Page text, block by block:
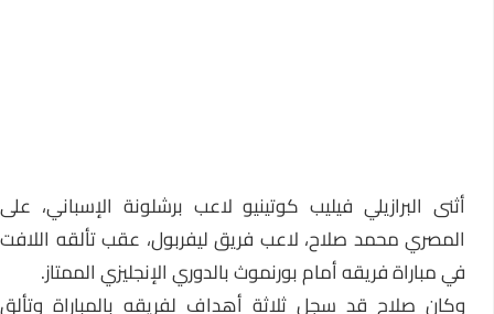
أثنى البرازيلي فيليب كوتينيو لاعب برشلونة الإسباني، على
المصري محمد صلاح، لاعب فريق ليفربول، عقب تألقه اللافت
في مباراة فريقه أمام بورنموث بالدوري الإنجليزي الممتاز.
وكان صلاح قد سجل ثلاثة أهداف لفريقه بالمباراة وتألق